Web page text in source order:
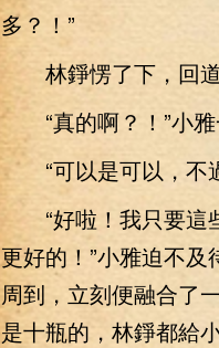
多？！”
林錚愣了下，回道
“真的啊？！”小雅
“可以是可以，不過
“好啦！我只要這
更好的！”小雅迫不
周到，立刻便融合了
是十瓶的，林錚都給